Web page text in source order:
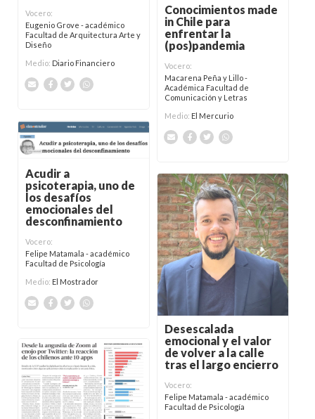
Vocero:
Eugenio Grove - académico
Facultad de Arquitectura Arte y
Diseño
Medio: Diario Financiero
Conocimientos made
in Chile para
enfrentar la
(pos)pandemia
Vocero:
Macarena Peña y Lillo -
Académica Facultad de
Comunicación y Letras
Medio: El Mercurio
Acudir a
psicoterapia, uno de
los desafíos
emocionales del
desconfinamiento
Vocero:
Felipe Matamala - académico
Facultad de Psicología
Medio: El Mostrador
Desescalada
emocional y el valor
de volver a la calle
tras el largo encierro
Vocero:
Felipe Matamala - académico
Facultad de Psicología